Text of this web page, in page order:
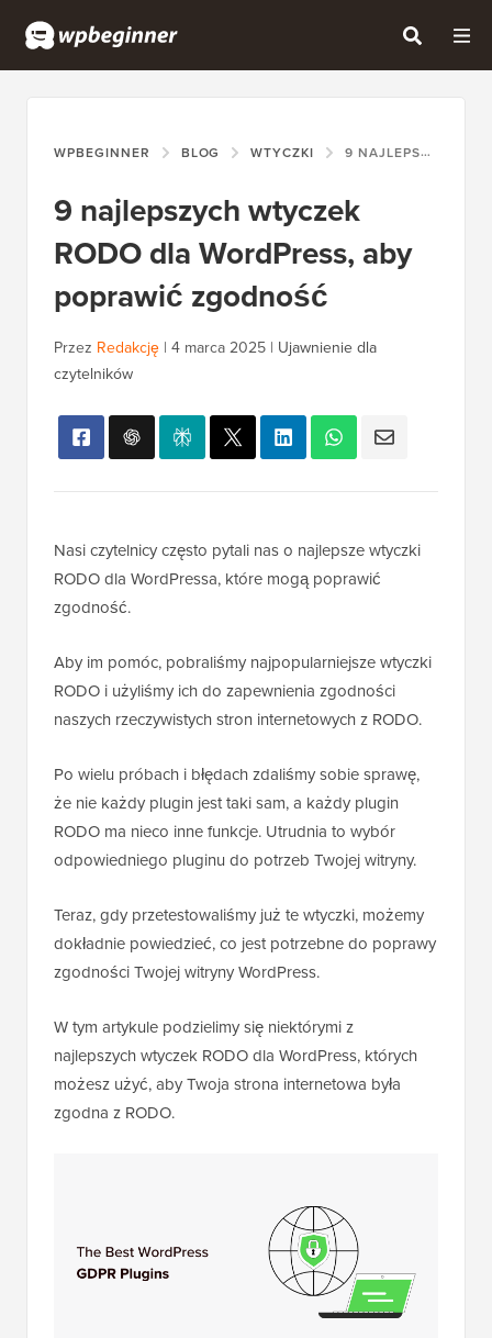
WPBEGINNER BLOG WTYCZKI 9 NAJLEPSZYCH WTYCZEK RODO DLA WORDPRESS, ABY POPRAWIĆ ZGODNOŚĆ
9 najlepszych wtyczek
RODO dla WordPress, aby
poprawić zgodność
Przez Redakcję | 4 marca 2025 | Ujawnienie dla
czytelników
Nasi czytelnicy często pytali nas o najlepsze wtyczki
RODO dla WordPressa, które mogą poprawić
zgodność.
Aby im pomóc, pobraliśmy najpopularniejsze wtyczki
RODO i użyliśmy ich do zapewnienia zgodności
naszych rzeczywistych stron internetowych z RODO.
Po wielu próbach i błędach zdaliśmy sobie sprawę,
że nie każdy plugin jest taki sam, a każdy plugin
RODO ma nieco inne funkcje. Utrudnia to wybór
odpowiedniego pluginu do potrzeb Twojej witryny.
Teraz, gdy przetestowaliśmy już te wtyczki, możemy
dokładnie powiedzieć, co jest potrzebne do poprawy
zgodności Twojej witryny WordPress.
W tym artykule podzielimy się niektórymi z
najlepszych wtyczek RODO dla WordPress, których
możesz użyć, aby Twoja strona internetowa była
zgodna z RODO.